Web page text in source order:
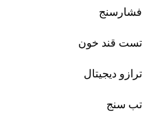
فشارسنج
تست قند خون
ترازو دیجیتال
تب سنج